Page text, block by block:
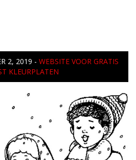
2, 2019 - WEBSITE VOOR GRATIS
KLEURPLATEN